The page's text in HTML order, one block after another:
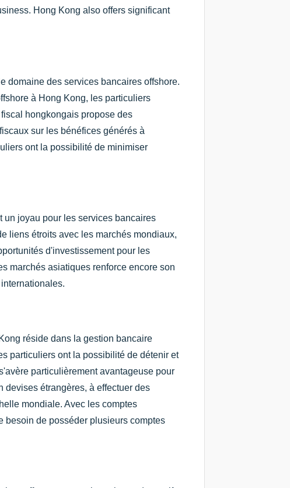
Hong Kong also offers significant
domaine des services bancaires offshore.
à Hong Kong, les particuliers
hongkongais propose des
sur les bénéfices générés à
ont la possibilité de minimiser
joyau pour les services bancaires
liens étroits avec les marchés mondiaux,
d'investissement pour les
marchés asiatiques renforce encore son
réside dans la gestion bancaire
particuliers ont la possibilité de détenir et
particulièrement avantageuse pour
devises étrangères, à effectuer des
mondiale. Avec les comptes
besoin de posséder plusieurs comptes